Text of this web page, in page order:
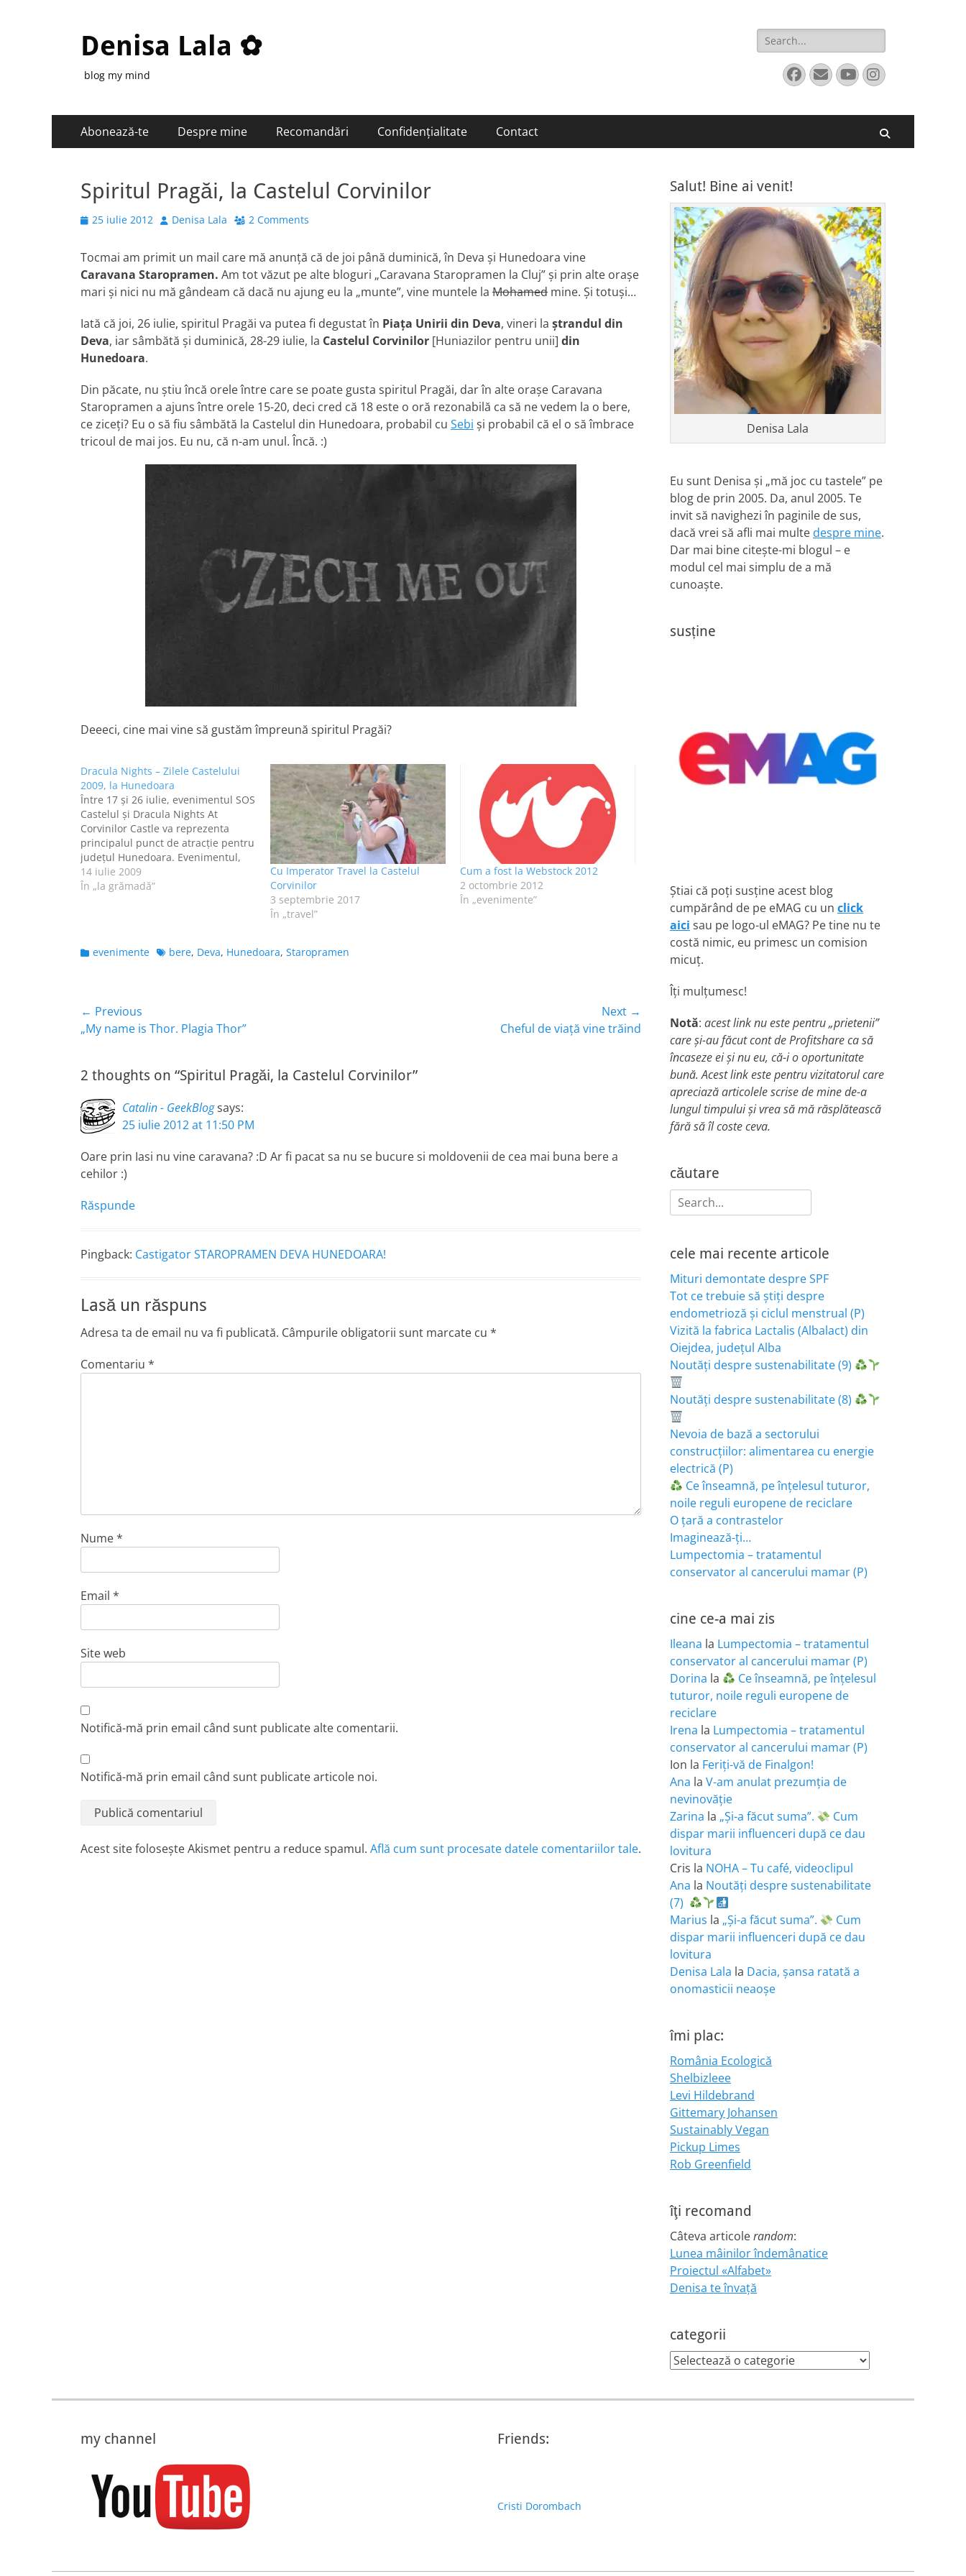
Denisa Lala ✿
blog my mind
Search
for:
Facebook
EmailYouTube
Instagram
Primary
Menu
Abonează-te Despre mine Recomandări Confidențialitate Contact
Spiritul Pragăi, la Castelul Corvinilor
Posted
25 iulie 2012 Author
Denisa Lala 2 Comments
Tocmai am primit un mail care mă anunţă că de joi până duminică, în Deva şi Hunedoara vine
Caravana Staropramen. Am tot văzut pe alte bloguri „Caravana Staropramen la Cluj” şi prin alte oraşe
mari şi nici nu mă gândeam că dacă nu ajung eu la „munte”, vine muntele la Mohamed mine. Şi totuşi…
Iată că joi, 26 iulie, spiritul Pragăi va putea fi degustat în Piaţa Unirii din Deva, vineri la ştrandul din
Deva, iar sâmbătă şi duminică, 28-29 iulie, la Castelul Corvinilor [Huniazilor pentru unii] din
Hunedoara.
Din păcate, nu ştiu încă orele între care se poate gusta spiritul Pragăi, dar în alte oraşe Caravana
Staropramen a ajuns între orele 15-20, deci cred că 18 este o oră rezonabilă ca să ne vedem la o bere,
ce ziceţi? Eu o să fiu sâmbătă la Castelul din Hunedoara, probabil cu Sebi şi probabil că el o să îmbrace
tricoul de mai jos. Eu nu, că n-am unul. Încă. :)
Deeeci, cine mai vine să gustăm împreună spiritul Pragăi?
Dracula Nights – Zilele Castelului
2009, la Hunedoara
Între 17 şi 26 iulie, evenimentul SOS
Castelul şi Dracula Nights At
Corvinilor Castle va reprezenta
principalul punct de atracţie pentru
judeţul Hunedoara. Evenimentul,
care promovează Castelul
Corvinilor, arta medievală şi
Asociatia DevArt Deva şi…
14 iulie 2009
În „la grămadă”
Cu Imperator Travel la Castelul
Corvinilor
3 septembrie 2017
În „travel”
Cum a fost la Webstock 2012
2 octombrie 2012
În „evenimente”
Categories
evenimente Tagsbere, Deva, Hunedoara, Staropramen
Navigare
în
articole
← Previous
Previous
„My name is Thor. Plagia Thor”
Next →
Cheful de viaţă vine trăind
2 thoughts on “Spiritul Pragăi, la Castelul Corvinilor”
Catalin - GeekBlogsays:
25 iulie 2012 at 11:50 PM
Oare prin Iasi nu vine caravana? :D Ar fi pacat sa nu se bucure si moldovenii de cea mai buna bere a
cehilor :)
Răspunde
Pingback: Castigator STAROPRAMEN DEVA HUNEDOARA!
Lasă un răspuns
Adresa ta de email nu va fi publicată. Câmpurile obligatorii sunt marcate cu *
Comentariu *
Nume*
Email *
Site web
Notifică-mă prin email când sunt publicate alte comentarii.
Notifică-mă prin email când sunt publicate articole noi.
Acest site folosește Akismet pentru a reduce spamul. Află cum sunt procesate datele comentariilor tale.
Salut! Bine ai venit!
Denisa Lala
Eu sunt Denisa și „mă joc cu tastele” pe
blog de prin 2005. Da, anul 2005. Te
invit să navighezi în paginile de sus,
dacă vrei să afli mai multe despre mine.
Dar mai bine citește-mi blogul – e
modul cel mai simplu de a mă
cunoaște.
susține
Știai că poți susține acest blog
cumpărând de pe eMAG cu un click
aici sau pe logo-ul eMAG? Pe tine nu te
costă nimic, eu primesc un comision
micuț.
Îți mulțumesc!
Notă: acest link nu este pentru „prietenii”
care și-au făcut cont de Profitshare ca să
încaseze ei și nu eu, că-i o oportunitate
bună. Acest link este pentru vizitatorul care
apreciază articolele scrise de mine de-a
lungul timpului și vrea să mă răsplătească
fără să îl coste ceva.
căutare
Search
for:
cele mai recente articole
Mituri demontate despre SPF
Tot ce trebuie să știți despre
endometrioză și ciclul menstrual (P)
Vizită la fabrica Lactalis (Albalact) din
Oiejdea, județul Alba
Noutăți despre sustenabilitate (9)
Noutăți despre sustenabilitate (8)
Nevoia de bază a sectorului
construcțiilor: alimentarea cu energie
electrică (P)
Ce înseamnă, pe înțelesul tuturor,
noile reguli europene de reciclare
O țară a contrastelor
Imaginează-ți…
Lumpectomia – tratamentul
conservator al cancerului mamar (P)
cine ce-a mai zis
Ileana la Lumpectomia – tratamentul
conservator al cancerului mamar (P)
Dorina la
Ce înseamnă, pe înțelesul
tuturor, noile reguli europene de
reciclare
Irena la Lumpectomia – tratamentul
conservator al cancerului mamar (P)
Ion la Feriţi-vă de Finalgon!
Ana la V-am anulat prezumția de
nevinovăție
Zarina la „Și-a făcut suma”.
Cum
dispar marii influenceri după ce dau
lovitura
Cris la NOHA – Tu café, videoclipul
Ana la Noutăți despre sustenabilitate
(7)
Marius la „Și-a făcut suma”.
Cum
dispar marii influenceri după ce dau
lovitura
Denisa Lala la Dacia, șansa ratată a
onomasticii neaoșe
îmi plac:
România Ecologică
Shelbizleee
Levi Hildebrand
Gittemary Johansen
Sustainably Vegan
Pickup Limes
Rob Greenfield
îţi recomand
Câteva articolerandom:
Lunea mâinilor îndemânatice
Proiectul «Alfabet»
Denisa te învaţă
categorii
categorii
my channel Friends:
Cristi Dorombach